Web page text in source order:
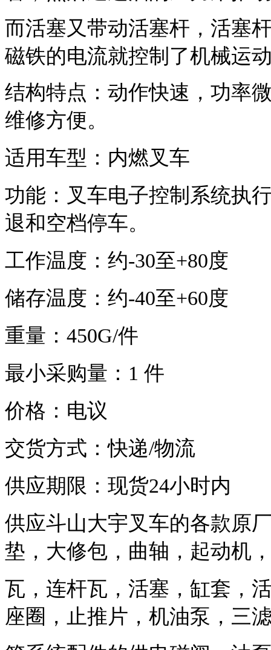
而活塞又带动活塞杆，活塞
磁铁的电流就控制了机械运
结构特点：动作快速，功率
维修方便。
适用车型：内燃叉车
功能：叉车电子控制系统执
退和空档停车。
工作温度：约-30至+80度
储存温度：约-40至+60度
重量： 450G/件
最小采购量： 1 件
价格：电议
交货方式：快递/物流
供应期限：现货24小时内
供应斗山大宇叉车的各款原
垫，大修包，曲轴，起动机
瓦，连杆瓦，活塞， 缸套，
座圈，止推片，机油泵，三